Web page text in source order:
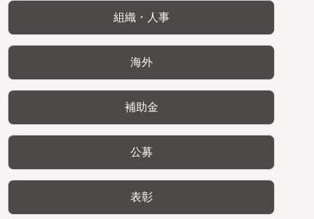
組織・人事
海外
補助金
公募
表彰